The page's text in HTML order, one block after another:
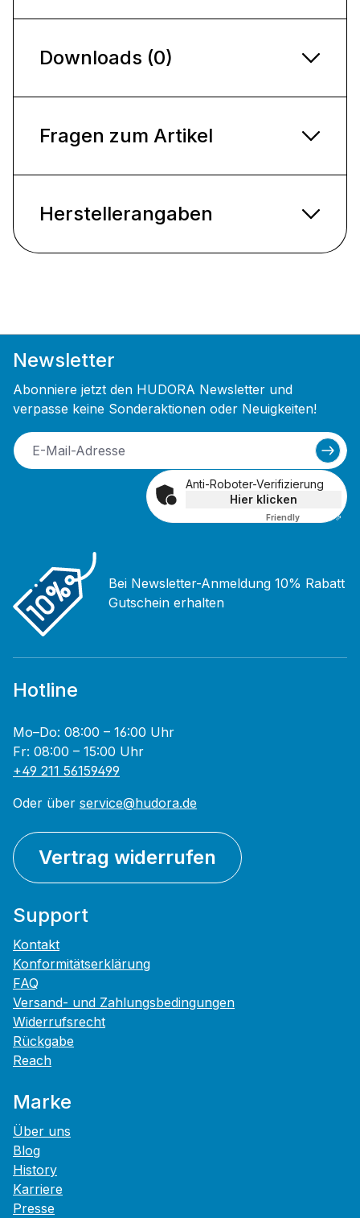
Downloads (0)
Fragen zum Artikel
Herstellerangaben
Newsletter
Abonniere jetzt den HUDORA Newsletter und
verpasse keine Sonderaktionen oder Neuigkeiten!
Anti-Roboter-Verifizierung
Hier klicken
Friendly Captcha ⇗
Bei Newsletter-Anmeldung 10% Rabatt
Gutschein erhalten
Hotline
Mo–Do: 08:00 – 16:00 Uhr
Fr: 08:00 – 15:00 Uhr
+49 211 56159499
Oder über service@hudora.de
Vertrag widerrufen
Support
Kontakt
Konformitätserklärung
FAQ
Versand- und Zahlungsbedingungen
Widerrufsrecht
Rückgabe
Reach
Marke
Über uns
Blog
History
Karriere
Presse